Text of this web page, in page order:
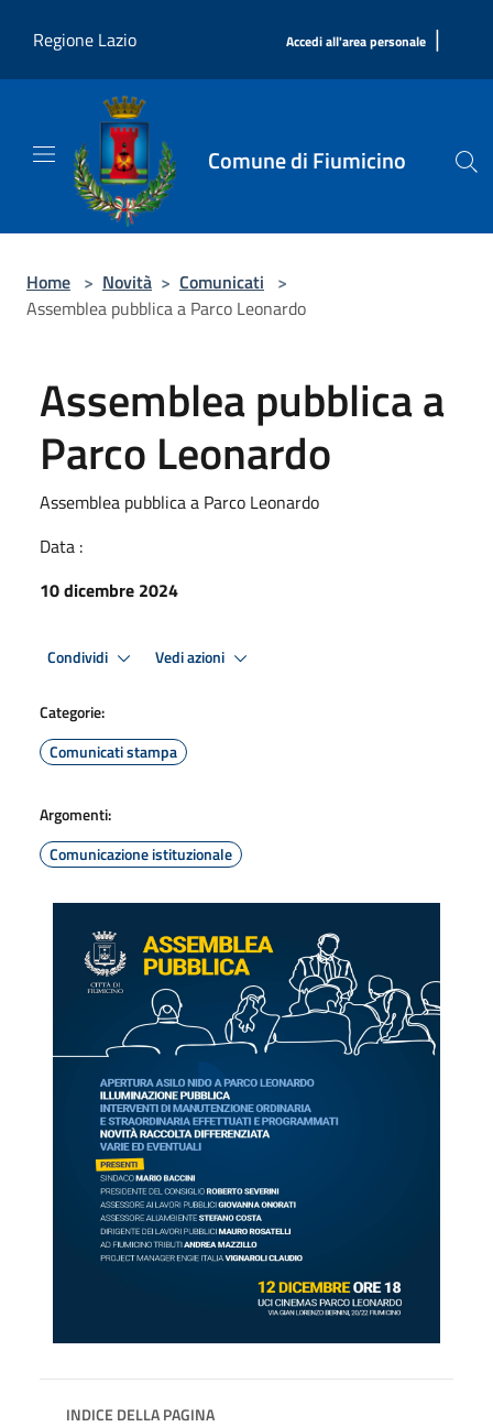
Regione Lazio
Accedi all'area personale |
Comune di Fiumicino
Home > Novità > Comunicati >
Assemblea pubblica a Parco Leonardo
Assemblea pubblica a
Parco Leonardo
Assemblea pubblica a Parco Leonardo
Data :
10 dicembre 2024
Condividi Vedi azioni
Categorie:
Comunicati stampa
Argomenti:
Comunicazione istituzionale
INDICE DELLA PAGINA